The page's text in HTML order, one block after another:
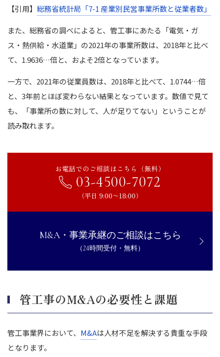
【引用】 総務省統計局「7-1 産業別民営事業所数と従業者数」
また、総務省の調べによると、管工事にあたる「電気・ガ
ス・熱供給・水道業」の2021年の事業所数は、2018年と比べ
て、1.9636…倍と、およそ2倍となっています。
一方で、2021年の従業員数は、2018年と比べて、1.0744…倍
と、3年前とほぼ変わらない結果となっています。 数値で見て
も、「事業所の数に対して、人が足りてない」ということが
読み取れます。
お電話でのご相談はこちら（無料）
03-4500-7072
（平日 9:00〜18:00）
M&A・事業承継のご相談はこちら
（24時間受付・無料）
管工事のM&Aの必要性と課題
管工事業界において、 M&Aは人材不足を解決する貴重な手段
となります。